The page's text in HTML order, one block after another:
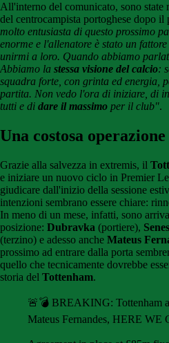
All'interno del comunicato, sono state
del centrocampista portoghese dopo il
molto entusiasta di questo prossimo
enorme e l'allenatore è stato un
unirmi a loro. Quando abbiamo
Abbiamo la stessa visione del calcio:
squadra forte, con grinta ed energia,
partita. Non vedo l'ora di iniziare, di
tutti e di dare il massimo per il club".
Una costosa operazione
Grazie alla salvezza in extremis, il
e iniziare un nuovo ciclo in Premier
giudicare dall'inizio della sessione
intenzioni sembrano essere chiare:
In meno di un mese, infatti, sono
posizione: Dubravka (portiere),
(terzino) e adesso anche Mateus
prossimo ad entrare dalla porta
quello che tecnicamente dovrebbe
storia del Tottenham.
🚨💣 BREAKING: Tottenham
Mateus Fernandes, HERE WE